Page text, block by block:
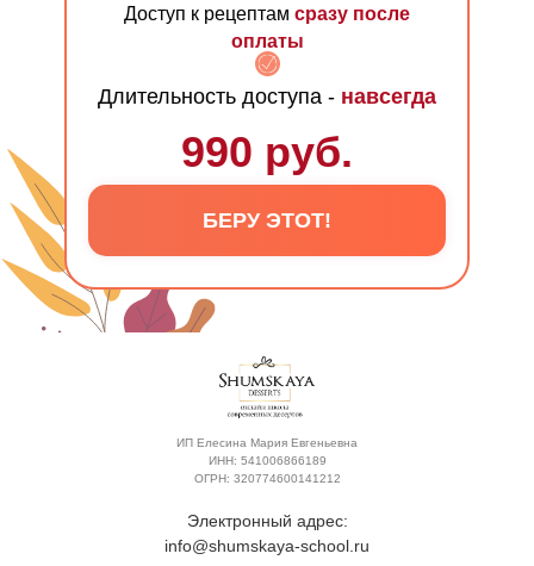
Доступ к рецептам сразу после
оплаты
Длительность доступа - навсегда
990 руб.
БЕРУ ЭТОТ!
Электронный адрес:
info@shumskaya-school.ru
ИП Елесина Мария Евгеньевна
ИНН: 541006866189
ОГРН: 320774600141212